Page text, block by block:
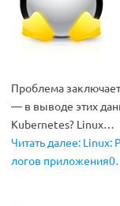
Проблема
— в выводе этих
Kubernetes? Linux…
Читать далее: Linux:
логов